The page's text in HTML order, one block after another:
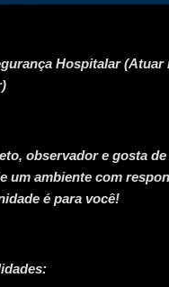
Hospitalar (Atuar
observador e gosta
um ambiente com
é para você!